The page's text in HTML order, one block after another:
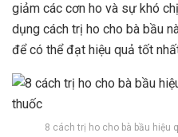
giảm các cơn ho và sự khó
dụng cách trị ho cho bà bầu
để có thể đạt hiệu quả tốt
8 cách trị ho cho bà bầu hiệu